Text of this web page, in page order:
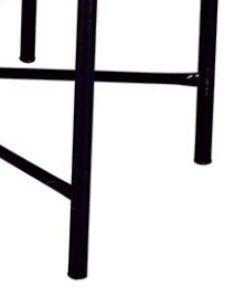
卓蘭鎮、三灣、通
鄉、大湖鄉、
絡確認
另行寄出，另外約加上2~7
為您更換新品，運費皆由
枕頭類產品需為未拆封狀
照上述方式處理，恕無法
解析度等因素， 與實際商
，請您訂購前詳加確認。(包